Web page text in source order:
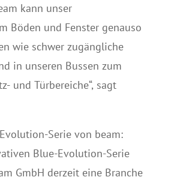
kann unser
Böden und Fenster genauso
wie schwer zugängliche
in unseren Bussen zum
und Türbereiche“, sagt
Serie von beam:
Blue-Evolution-Serie
GmbH derzeit eine Branche